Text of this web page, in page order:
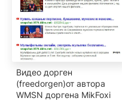
Видео дорген
(freedorgen)от автора
WMSN доргена MikFoxi